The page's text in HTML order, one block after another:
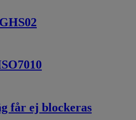
får ej blockeras